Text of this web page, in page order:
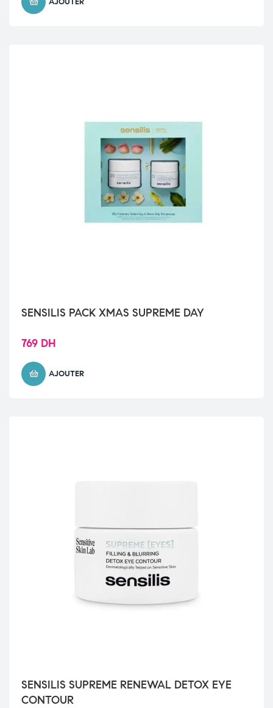
SENSILIS PACK XMAS SUPREME DAY
769 DH
AJOUTER
SENSILIS SUPREME RENEWAL DETOX EYE
CONTOUR